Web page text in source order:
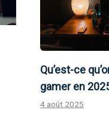
Qu’est-ce
gamer en
4 août 2025